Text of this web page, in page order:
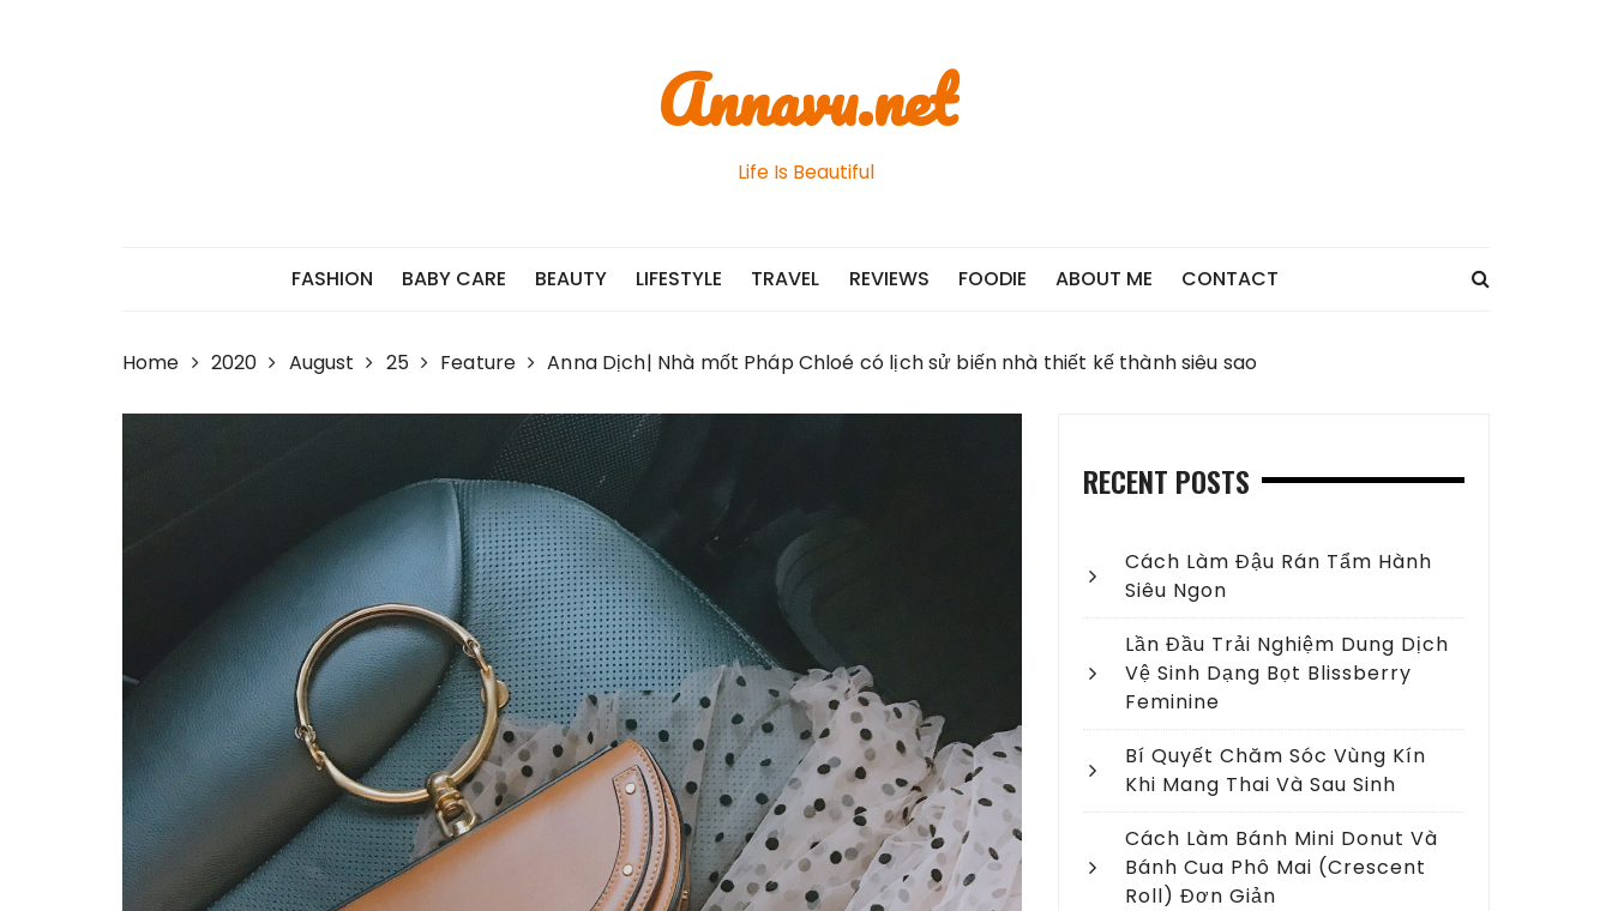
Annavu.net
Life Is Beautiful
FASHION BABY CARE BEAUTY LIFESTYLE TRAVEL REVIEWS FOODIE ABOUT ME CONTACT
Home 2020 August 25 Feature Anna Dịch| Nhà mốt Pháp Chloé có lịch sử biến nhà thiết kế thành siêu sao
RECENT POSTS
Cách Làm Đậu Rán Tẩm Hành
Siêu Ngon
Lần Đầu Trải Nghiệm Dung Dịch
Vệ Sinh Dạng Bọt Blissberry
Feminine
Bí Quyết Chăm Sóc Vùng Kín
Khi Mang Thai Và Sau Sinh
Cách Làm Bánh Mini Donut Và
Bánh Cua Phô Mai (crescent
Roll) Đơn Giản